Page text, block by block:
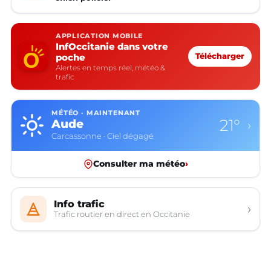
APPLICATION MOBILE
InfOccitanie dans votre
poche
Alertes en temps réel, météo &
trafic
Télécharger
MÉTÉO · MAINTENANT
Aude
Carcassonne · Ciel dégagé
21° ›
Consulter ma météo›
Info trafic
Trafic routier en direct en Occitanie ›